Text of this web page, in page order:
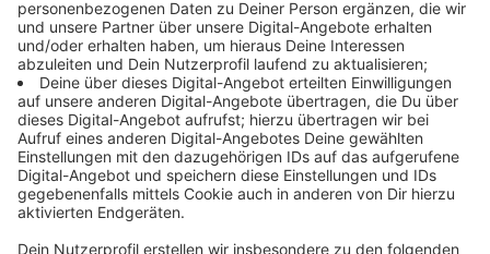
https://fliegendeschoenheiten.de/
Veröffentlicht:Sonntag, 20.08.2023 12:48
Anzeige